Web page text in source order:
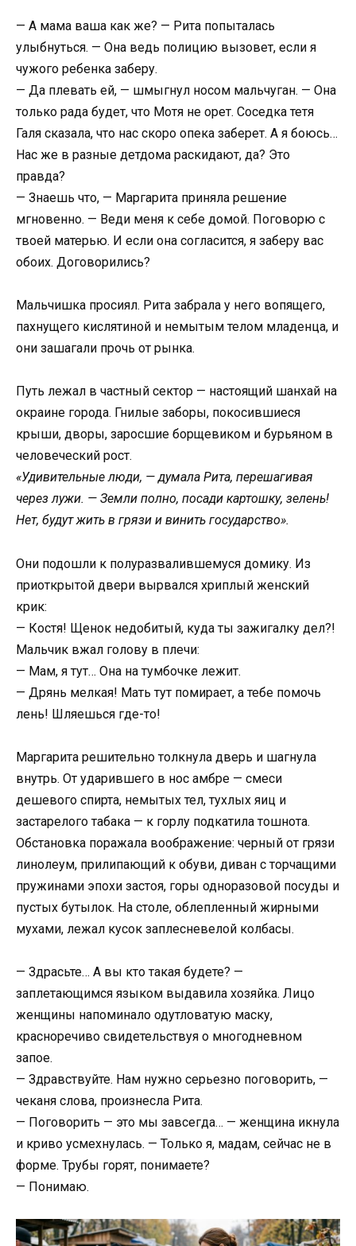
— А мама ваша как же? — Рита попыталась
улыбнуться. — Она ведь полицию вызовет, если я
чужого ребенка заберу.
— Да плевать ей, — шмыгнул носом мальчуган. — Она
только рада будет, что Мотя не орет. Соседка тетя
Галя сказала, что нас скоро опека заберет. А я боюсь…
Нас же в разные детдома раскидают, да? Это
правда?
— Знаешь что, — Маргарита приняла решение
мгновенно. — Веди меня к себе домой. Поговорю с
твоей матерью. И если она согласится, я заберу вас
обоих. Договорились?
Мальчишка просиял. Рита забрала у него вопящего,
пахнущего кислятиной и немытым телом младенца, и
они зашагали прочь от рынка.
Путь лежал в частный сектор — настоящий шанхай на
окраине города. Гнилые заборы, покосившиеся
крыши, дворы, заросшие борщевиком и бурьяном в
человеческий рост.
«Удивительные люди, — думала Рита, перешагивая
через лужи. — Земли полно, посади картошку, зелень!
Нет, будут жить в грязи и винить государство».
Они подошли к полуразвалившемуся домику. Из
приоткрытой двери вырвался хриплый женский
крик:
— Костя! Щенок недобитый, куда ты зажигалку дел?!
Мальчик вжал голову в плечи:
— Мам, я тут… Она на тумбочке лежит.
— Дрянь мелкая! Мать тут помирает, а тебе помочь
лень! Шляешься где-то!
Маргарита решительно толкнула дверь и шагнула
внутрь. От ударившего в нос амбре — смеси
дешевого спирта, немытых тел, тухлых яиц и
застарелого табака — к горлу подкатила тошнота.
Обстановка поражала воображение: черный от грязи
линолеум, прилипающий к обуви, диван с торчащими
пружинами эпохи застоя, горы одноразовой посуды и
пустых бутылок. На столе, облепленный жирными
мухами, лежал кусок заплесневелой колбасы.
— Здрасьте… А вы кто такая будете? —
заплетающимся языком выдавила хозяйка. Лицо
женщины напоминало одутловатую маску,
красноречиво свидетельствуя о многодневном
запое.
— Здравствуйте. Нам нужно серьезно поговорить, —
чеканя слова, произнесла Рита.
— Поговорить — это мы завсегда… — женщина икнула
и криво усмехнулась. — Только я, мадам, сейчас не в
форме. Трубы горят, понимаете?
— Понимаю.